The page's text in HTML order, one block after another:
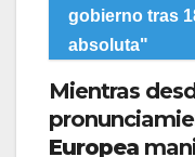
gobierno tras
absoluta"
Mientras
Europea